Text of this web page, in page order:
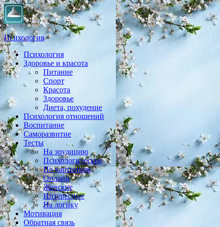
Психология
Практическая психология, личностный рост, экология,
здоровье, воспитание,
Психология
Здоровье и красота
Питание
Спорт
Красота
Здоровье
Диета, похудение
Психология отношений
Воспитание
Саморазвитие
Тесты
На эрудицию
Психологические
По картинкам
Онлайн
Женские
Интересные
На логику
Мотивация
Обратная связь